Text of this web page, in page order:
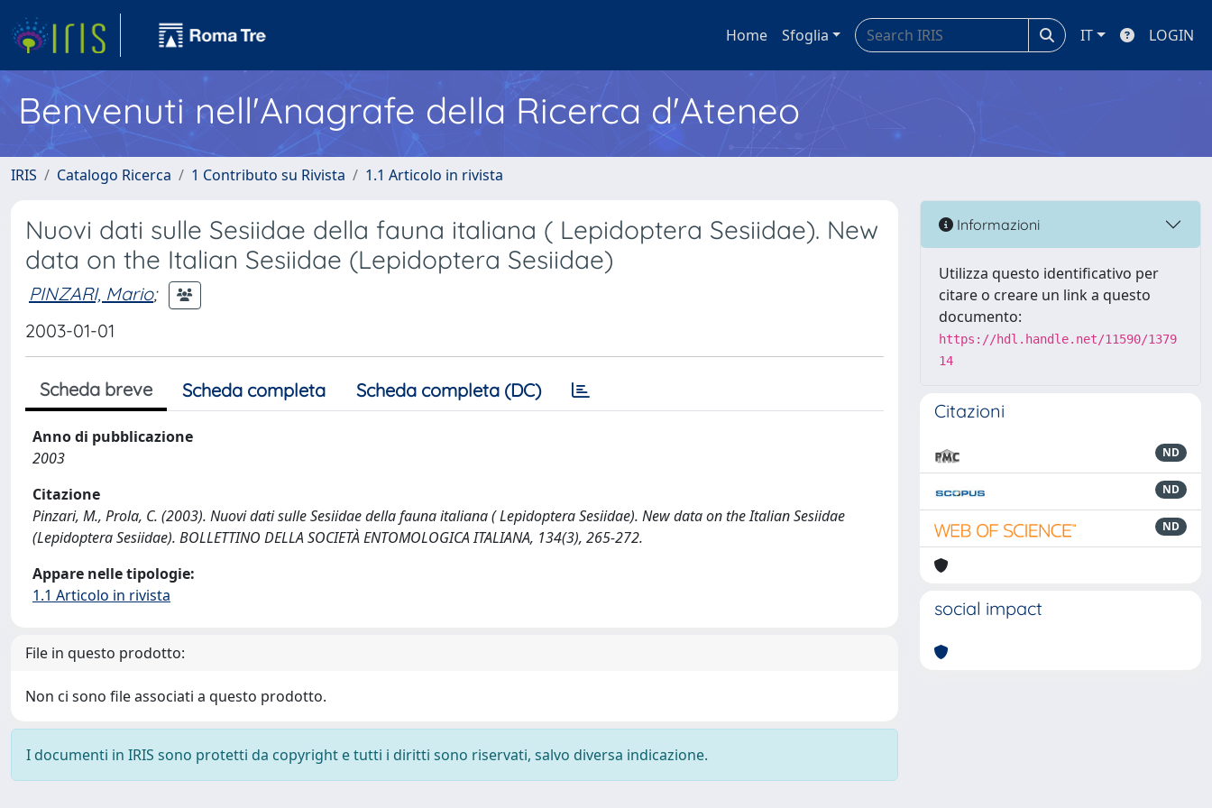
Home Sfoglia IT LOGIN
Benvenuti nell'Anagrafe della Ricerca d'Ateneo
IRIS Catalogo Ricerca 1 Contributo su Rivista 1.1 Articolo in rivista
Nuovi dati sulle Sesiidae della fauna italiana ( Lepidoptera Sesiidae). New
data on the Italian Sesiidae (Lepidoptera Sesiidae)
PINZARI, Mario;
2003-01-01
Scheda breve Scheda completa Scheda completa (DC)
Anno di pubblicazione
2003
Citazione
Pinzari, M., Prola, C. (2003). Nuovi dati sulle Sesiidae della fauna italiana ( Lepidoptera Sesiidae). New data on the Italian Sesiidae
(Lepidoptera Sesiidae). BOLLETTINO DELLA SOCIETÀ ENTOMOLOGICA ITALIANA, 134(3), 265-272.
Appare nelle tipologie:
1.1 Articolo in rivista
File in questo prodotto:
Non ci sono file associati a questo prodotto.
I documenti in IRIS sono protetti da copyright e tutti i diritti sono riservati, salvo diversa indicazione.
Informazioni
Utilizza questo identificativo per
citare o creare un link a questo
documento:
https://hdl.handle.net/11590/1379
14
Citazioni
ND
ND
ND
social impact